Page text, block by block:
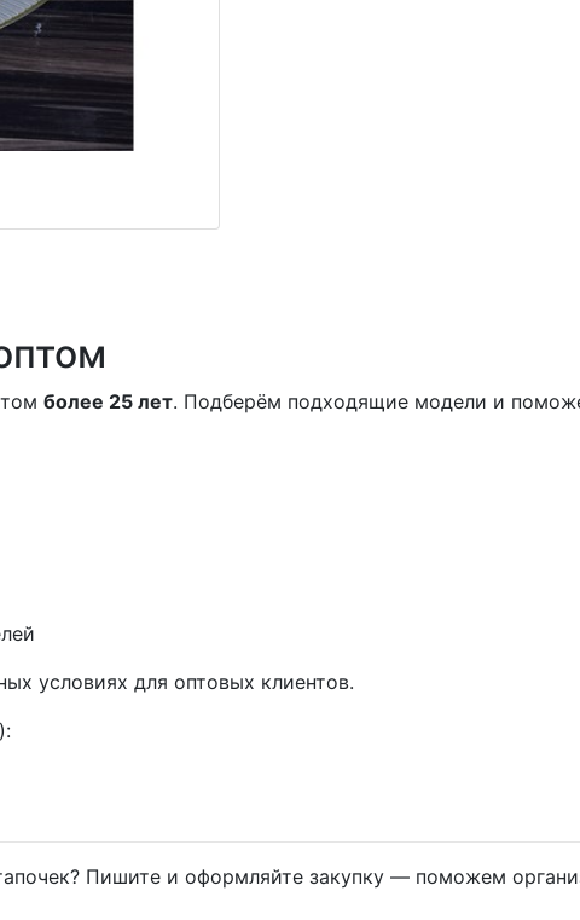
более 25 лет. Подберём подходящие модели и
условиях для оптовых клиентов.
Пишите и оформляйте закупку — поможем